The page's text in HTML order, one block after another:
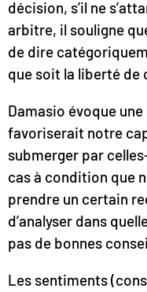
décision, s’il ne
arbitre, il souligne
de dire
que soit la liberté de
Damasio évoque une
favoriserait notre
submerger par
cas à condition que
prendre un certain
d’analyser dans
pas de bonnes
Les sentiments